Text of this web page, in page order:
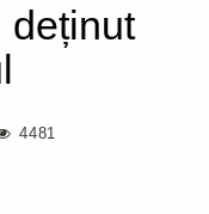
deținut
4481